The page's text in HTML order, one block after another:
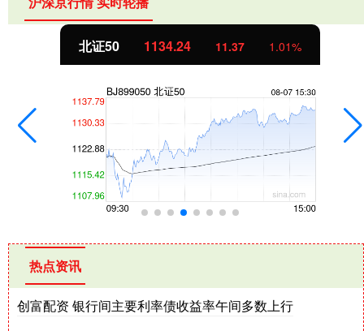
北证50 1134.24 11.37 1.01%
热点资讯
创富配资 银行间主要利率债收益率午间多数上行